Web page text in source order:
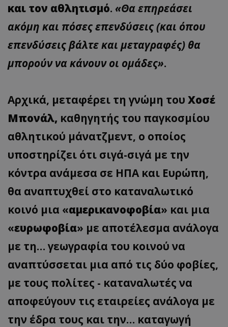
και τον αθλητισμό. «Θα επηρεάσει
ακόμη και πόσες επενδύσεις (και όπου
επενδύσεις βάλτε και μεταγραφές) θα
μπορούν να κάνουν οι ομάδες».
Αρχικά, μεταφέρει τη γνώμη του Χοσέ
Μπονάλ, καθηγητής του παγκοσμίου
αθλητικού μάνατζμεντ, ο οποίος
υποστηρίζει ότι σιγά-σιγά με την
κόντρα ανάμεσα σε ΗΠΑ και Ευρώπη,
θα αναπτυχθεί στο καταναλωτικό
κοινό μια «αμερικανοφοβία» και μια
«ευρωφοβία» με αποτέλεσμα ανάλογα
με τη… γεωγραφία του κοινού να
αναπτύσσεται μια από τις δύο φοβίες,
με τους πολίτες - καταναλωτές να
αποφεύγουν τις εταιρείες ανάλογα με
την έδρα τους και την… καταγωγή